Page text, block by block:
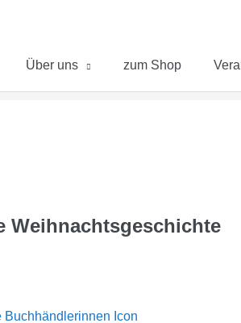
Über uns zum Shop
Weihnachtsgeschichte